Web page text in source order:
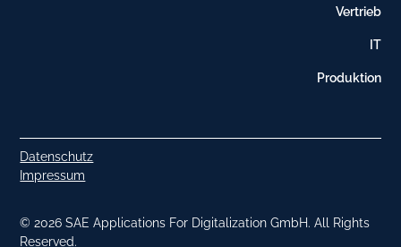
Vertrieb
IT
Produktion
© 2026 SAE Applications For Digitalization GmbH. All Rights
Reserved.
Datenschutz
Impressum